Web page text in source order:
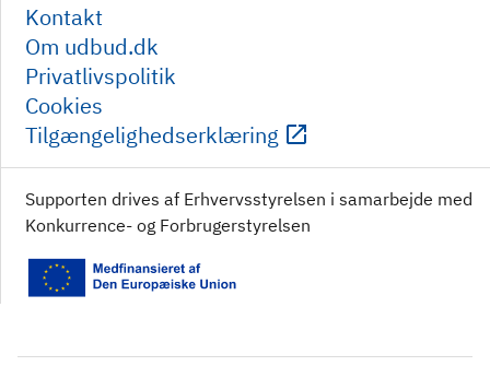
Kontakt
Om udbud.dk
Privatlivspolitik
Cookies
Tilgængelighedserklæring
Supporten drives af Erhvervsstyrelsen i samarbejde med
Konkurrence- og Forbrugerstyrelsen